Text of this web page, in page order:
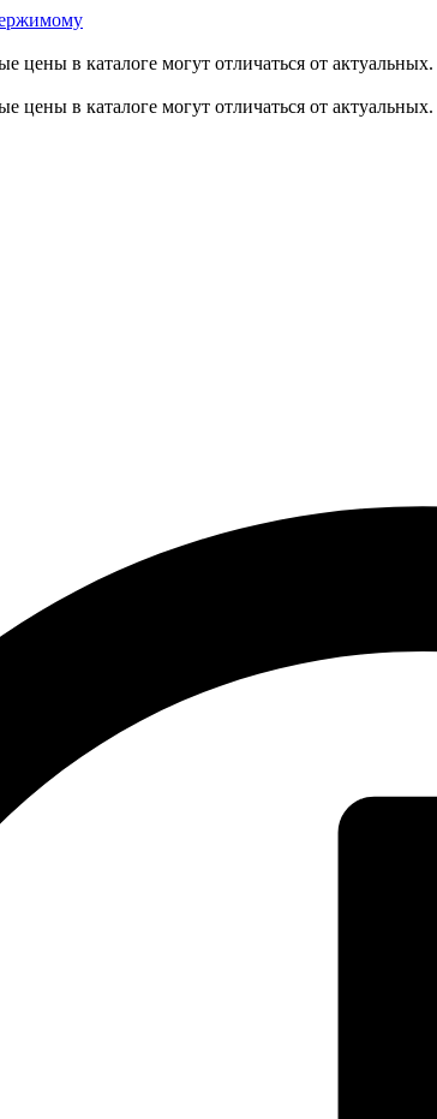
цены в каталоге могут отличаться от актуальных.
цены в каталоге могут отличаться от актуальных.